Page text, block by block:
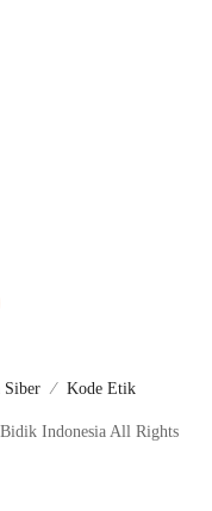
Siber Kode Etik
Indonesia All Rights